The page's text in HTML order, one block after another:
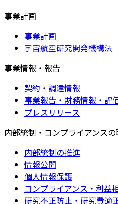
事業計画
事業計画
宇宙航空研究開発機構法
事業情報・報告
契約・調達情報
事業報告・財務情報・評
プレスリリース
内部統制・コンプライアンス
内部統制の推進
情報公開
個人情報保護
コンプライアンス・利益
研究不正防止・研究費適